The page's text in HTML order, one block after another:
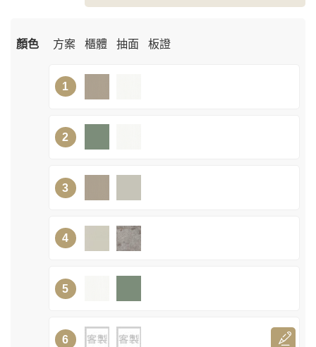
顏色 方案 櫃體 抽面 板證
1
2
3
4
5
6